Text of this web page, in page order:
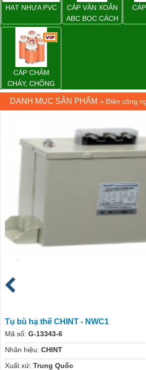
HẠT NHỰA PVC
CÁP VẶN XOẮN
ABC BỌC CÁCH
CÁP CHẬM
CHÁY, CHỐNG
CHÁY
DANH MỤC SẢN PHẨM » Điện công
Tụ bù hạ thế CHINT - NWC1
Mã số: G-13343-6
Nhãn hiệu: CHINT
Xuất xứ: Trung Quốc